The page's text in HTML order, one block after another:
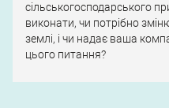
сільськогосподарського
виконати, чи потрібно
землі, і чи надає ваша
цього питання?